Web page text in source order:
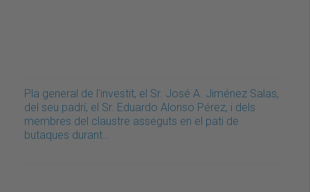
Pla general de l'investit, el Sr. José A. Jiménez Salas,
del seu padrí, el Sr. Eduardo Alonso Pérez, i dels
membres del claustre asseguts en el pati de
butaques durant…